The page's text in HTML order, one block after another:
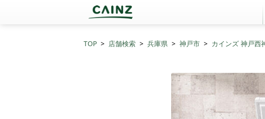
TOP 店舗検索 兵庫県 神戸市 カインズ 神戸西